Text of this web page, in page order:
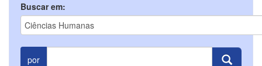
Buscar em:
por